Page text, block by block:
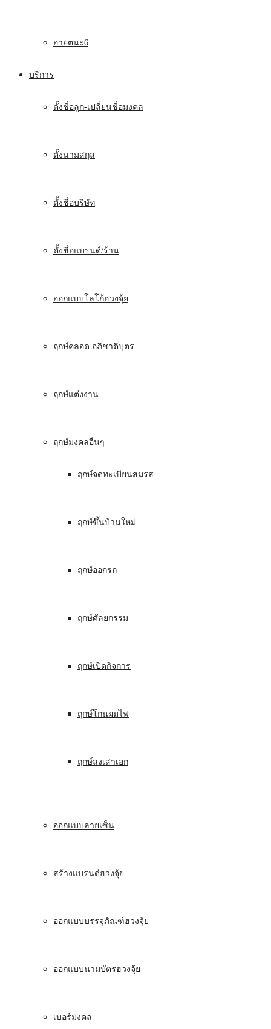
อายตนะ6
บริการ
ตั้งชื่อลูก-เปลี่ยนชื่อมงคล
ตั้งนามสกุล
ตั้งชื่อบริษัท
ตั้งชื่อแบรนด์/ร้าน
ออกแบบโลโก้ฮวงจุ้ย
ฤกษ์คลอด อภิชาติบุตร
ฤกษ์แต่งงาน
ฤกษ์มงคลอื่นๆ
ฤกษ์จดทะเบียนสมรส
ฤกษ์ขึ้นบ้านใหม่
ฤกษ์ออกรถ
ฤกษ์ศัลยกรรม
ฤกษ์เปิดกิจการ
ฤกษ์โกนผมไฟ
ฤกษ์ลงเสาเอก
ออกแบบลายเซ็น
สร้างแบรนด์ฮวงจุ้ย
ออกแบบบรรจุภัณฑ์ฮวงจุ้ย
ออกแบบนามบัตรฮวงจุ้ย
เบอร์มงคล